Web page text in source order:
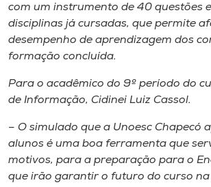
com um instrumento de 40 questões
disciplinas já cursadas, que permite
desempenho de aprendizagem dos
formação concluída.
Para o acadêmico do 9º período do
de Informação, Cidinei Luiz Cassol.
– O simulado que a Unoesc Chapecó
alunos é uma boa ferramenta que
motivos, para a preparação para o
que irão garantir o futuro do curso na